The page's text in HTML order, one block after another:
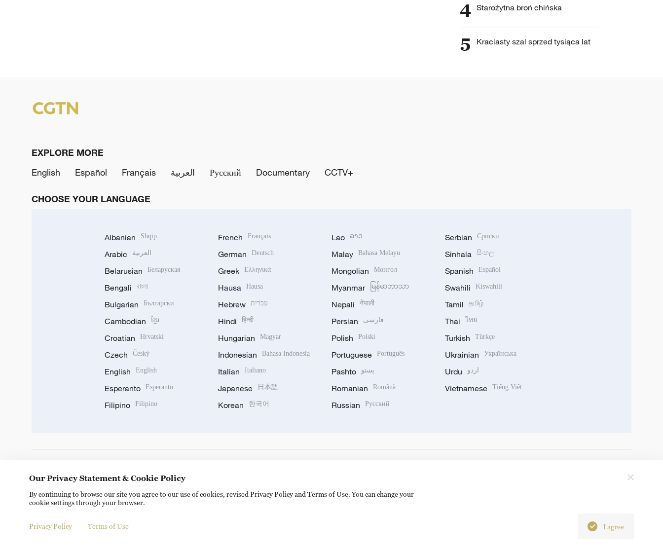
4 Starożytna broń chińska
5 Kraciasty szal sprzed tysiąca lat
EXPLORE MORE
English
Español Français العربية Русский Documentary CCTV+
CHOOSE YOUR LANGUAGE
Albanian Shqip
Arabic العربية
Belarusian Беларуская
Bengali বাংলা
Bulgarian Български
Cambodian ខ្មែរ
Croatian Hrvatski
Czech Český
English English
Esperanto Esperanto
Filipino Filipino
French Français
German Deutsch
Greek Ελληνικά
Hausa Hausa
Hebrew עברית
Hindi हिन्दी
Hungarian Magyar
Indonesian Bahasa Indonesia
Italian Italiano
Japanese 日本語
Korean 한국어
Lao ລາວ
Malay Bahasa Melayu
Mongolian Монгол
Myanmar မြန်မာဘာသာ
Nepali नेपाली
Persian فارسی
Polish Polski
Portuguese Português
Pashto پښتو
Romanian Română
Russian Русский
Serbian Српски
Sinhala සිංහල
Spanish Español
Swahili Kiswahili
Tamil தமிழ்
Thai ไทย
Turkish Türkçe
Ukrainian Українська
Urdu اردو
Vietnamese Tiếng Việt
© China Radio International.CRI. All Rights Reserved. 16A Shijingshan Road, Beijing, China. 100040
Our Privacy Statement & Cookie Policy
By continuing to browse our site you agree to our use of cookies, revised Privacy Policy and Terms of Use. You can change your
cookie settings through your browser.
Privacy Policy Terms of Use I agree